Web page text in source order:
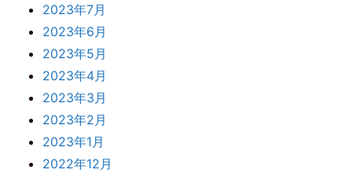
2023年7月
2023年6月
2023年5月
2023年4月
2023年3月
2023年2月
2023年1月
2022年12月